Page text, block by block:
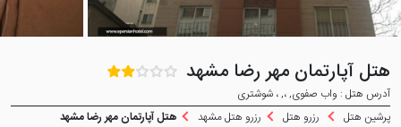
هتل آپارتمان مهر رضا مشهد
آدرس هتل : واب صفوی, ،, ، شوشتری
پرشین هتل
رزرو هتل رزرو هتل مشهد هتل آپارتمان مهر رضا مشهد